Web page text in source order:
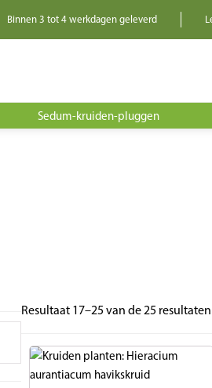
Binnen 3 tot 4 werkdagen geleverd
Sedum-kruiden-pluggen
Resultaat 17–25 van de 25